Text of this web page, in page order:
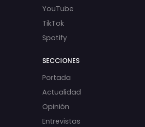
YouTube
TikTok
Spotify
SECCIONES
Portada
Actualidad
Opinión
Entrevistas